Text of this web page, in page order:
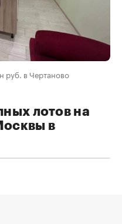
руб. в Чертаново
лотов на
в